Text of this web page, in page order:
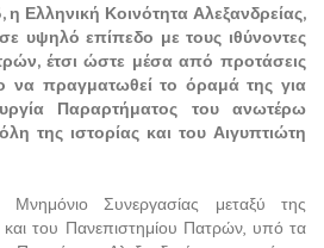
η Ελληνική Κοινότητα Αλεξανδρείας,
υψηλό επίπεδο με τους ιθύνοντες
έτσι ώστε μέσα από προτάσεις
να πραγματωθεί το όραμά της για
Παραρτήματος του ανωτέρω
της ιστορίας και του Αιγυπτιώτη
Συνεργασίας μεταξύ της
και του Πανεπιστημίου Πατρών, υπό τα